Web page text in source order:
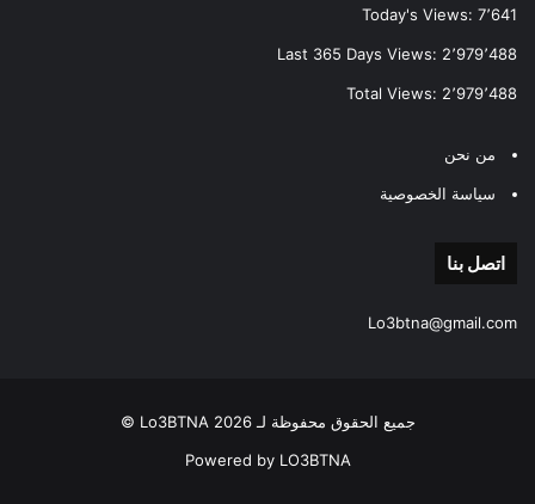
Today's Views: 7٬641
Last 365 Days Views: 2٬979٬488
Total Views: 2٬979٬488
من نحن
سياسة الخصوصية
اتصل بنا
Lo3btna@gmail.com
جميع الحقوق محفوظة لـ Lo3BTNA 2026 ©
Powered by LO3BTNA